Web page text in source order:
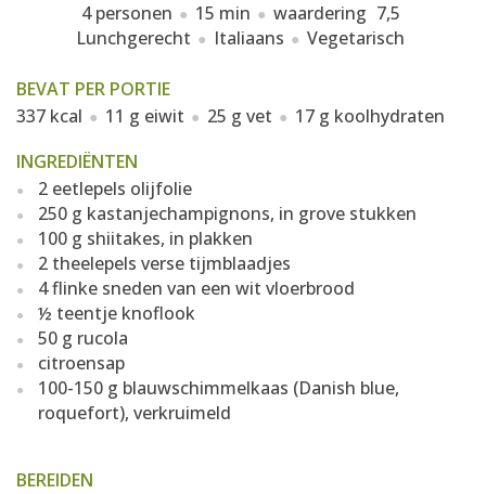
4 personen 15 min waardering 7,5
Lunchgerecht
Italiaans Vegetarisch
BEVAT PER PORTIE
337 kcal
11 g eiwit 25 g vet
17 g koolhydraten
INGREDIËNTEN
2 eetlepels olijfolie
250 g kastanjechampignons, in grove stukken
100 g shiitakes, in plakken
2 theelepels verse tijmblaadjes
4 flinke sneden van een wit vloerbrood
½ teentje knoflook
50 g rucola
citroensap
100-150 g blauwschimmelkaas (Danish blue,
roquefort), verkruimeld
BEREIDEN